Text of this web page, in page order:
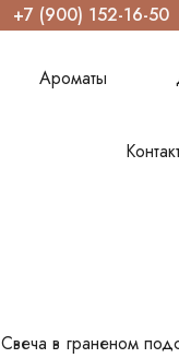
+7 (900) 152-16-50
Ароматы
Свеча в граненом